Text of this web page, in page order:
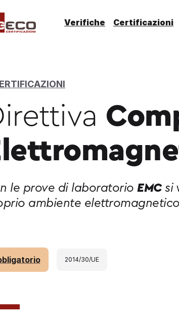
Verifiche Certificazioni
le prove di laboratorioEMCsi
ambiente
ma senza stress: le certificazioni e
2014/30/UE